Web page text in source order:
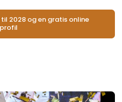
2028 og en gratis online
profil